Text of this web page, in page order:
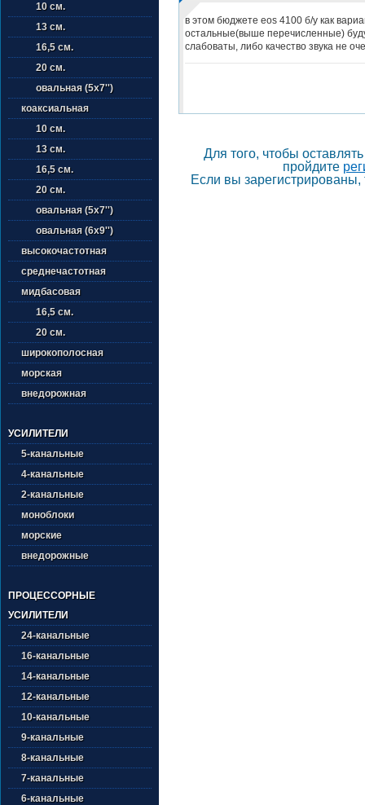
10 см.
13 см.
16,5 см.
20 см.
овальная (5х7'')
коаксиальная
10 см.
13 см.
16,5 см.
20 см.
овальная (5х7'')
овальная (6х9'')
высокочастотная
среднечастотная
мидбасовая
16,5 см.
20 см.
широкополосная
морская
внедорожная
УСИЛИТЕЛИ
5-канальные
4-канальные
2-канальные
моноблоки
морские
внедорожные
ПРОЦЕССОРНЫЕ
УСИЛИТЕЛИ
24-канальные
16-канальные
14-канальные
12-канальные
10-канальные
9-канальные
8-канальные
7-канальные
6-канальные
в этом бюджете eos 4100 б/у как
остальные(выше перечисленные)
слабоваты, либо качество звука не
Для того, чтобы
пройдите
Если вы